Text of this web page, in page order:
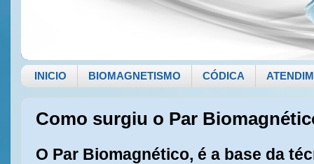
INICIO BIOMAGNETISMO CÓDICA
Como surgiu o Par
O Par Biomagnético, é a base da